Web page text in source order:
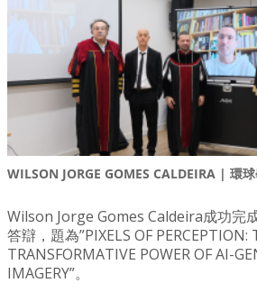
WILSON JORGE GOMES CALDEIRA | 環
Wilson Jorge Gomes Caldeira成功完
答辯，題為”PIXELS OF PERCEPTION:
TRANSFORMATIVE POWER OF AI-
IMAGERY”。